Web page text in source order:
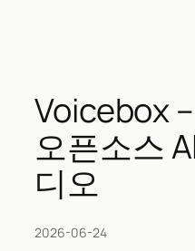
Voicebox
오픈소스
디오
2026-06-24